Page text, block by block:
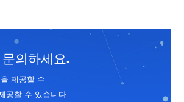
의하세요.
제공할 수
공할 수 있습니다.